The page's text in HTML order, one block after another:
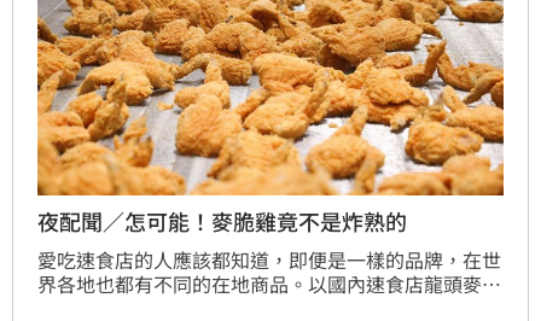
夜配聞／怎可能！麥脆雞竟不是炸熟的
愛吃速食店的人應該都知道，即便是一樣的品牌，在世
界各地也都有不同的在地商品。以國內速食店龍頭麥當